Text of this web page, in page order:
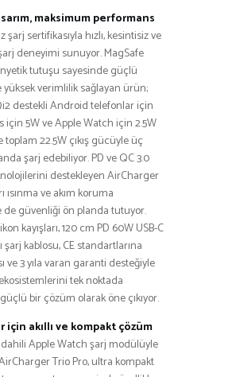
maksimum performans
şarj sertifikasıyla hızlı, kesintisiz ve
deneyimi sunuyor. MagSafe
tutuşu sayesinde güçlü
yüksek verimlilik sağlayan ürün;
destekli Android telefonlar için
için 5W ve Apple Watch için 2.5W
22.5W çıkış gücüyle üç
şarj edebiliyor. PD ve QC 3.0
destekleyen AirCharger
ısınma ve akım koruma
de güvenliği ön planda tutuyor.
kayışları, 120 cm PD 60W USB-C
şarj kablosu, CE standartlarına
ve 3 yıla varan garanti desteğiyle
tek noktada
bir çözüm olarak öne çıkıyor.
için akıllı ve kompakt çözüm
Apple Watch şarj modülüyle
Trio Pro, ultra kompakt